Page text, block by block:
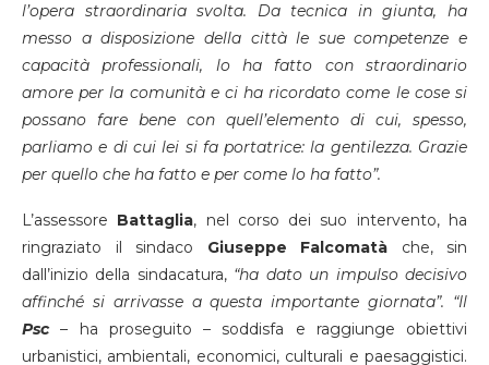
l’opera straordinaria svolta. Da tecnica in giunta, ha
messo a disposizione della città le sue competenze e
capacità professionali, lo ha fatto con straordinario
amore per la comunità e ci ha ricordato come le cose si
possano fare bene con quell’elemento di cui, spesso,
parliamo e di cui lei si fa portatrice: la gentilezza. Grazie
per quello che ha fatto e per come lo ha fatto”.
L’assessore Battaglia, nel corso dei suo intervento, ha
ringraziato il sindaco Giuseppe Falcomatà che, sin
dall’inizio della sindacatura, “ha dato un impulso decisivo
affinché si arrivasse a questa importante giornata”. “Il
Psc– ha proseguito – soddisfa e raggiunge obiettivi
urbanistici, ambientali, economici, culturali e paesaggistici.